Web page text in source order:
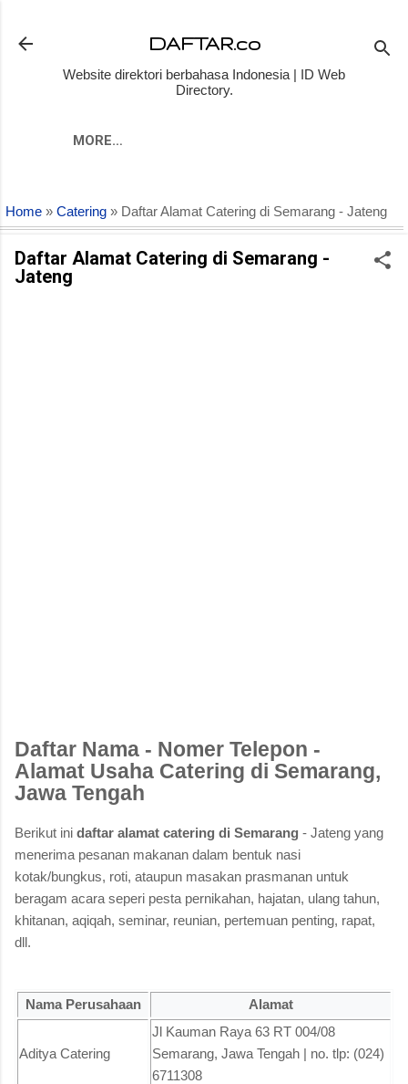
DAFTAR.co
Website direktori berbahasa Indonesia | ID Web
Directory.
MORE…
Home » Catering » Daftar Alamat Catering di Semarang - Jateng
Daftar Alamat Catering di Semarang -
Jateng
Daftar Nama - Nomer Telepon -
Alamat Usaha Catering di Semarang,
Jawa Tengah
Berikut ini daftar alamat catering di Semarang - Jateng yang
menerima pesanan makanan dalam bentuk nasi
kotak/bungkus, roti, ataupun masakan prasmanan untuk
beragam acara seperi pesta pernikahan, hajatan, ulang tahun,
khitanan, aqiqah, seminar, reunian, pertemuan penting, rapat,
dll.
Nama Perusahaan Alamat
Aditya Catering
Jl Kauman Raya 63 RT 004/08
Semarang, Jawa Tengah | no. tlp: (024)
6711308